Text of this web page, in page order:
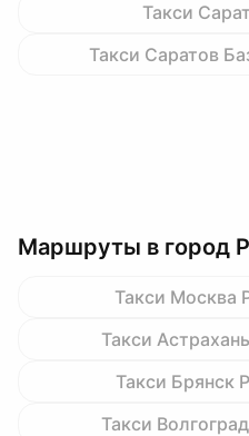
Такси
Такси Саратов
Маршруты в город
Такси Москва
Такси
Такси Брянск
Такси